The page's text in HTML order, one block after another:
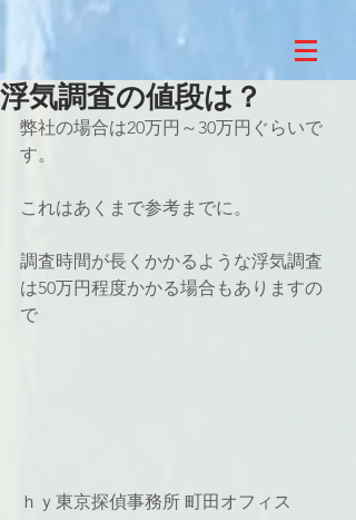
浮気調査の値段は？
弊社の場合は20万円～30万円ぐらいで
す。
これはあくまで参考までに。
調査時間が長くかかるような浮気調査
は50万円程度かかる場合もありますの
で
ｈｙ東京探偵事務所 町田オフィス